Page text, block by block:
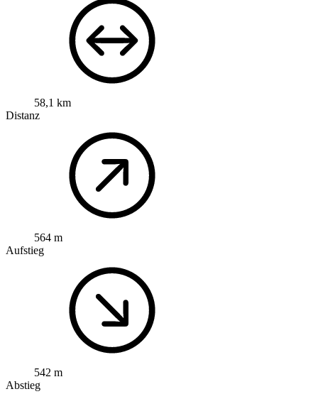
58,1 km
Distanz
564 m
Aufstieg
542 m
Abstieg